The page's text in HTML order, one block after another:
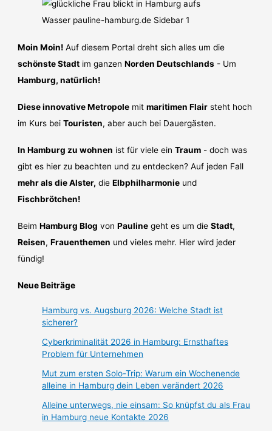
Moin Moin! Auf diesem Portal dreht sich alles um die
schönste Stadt im ganzenNorden Deutschlands - Um
Hamburg, natürlich!
Diese innovative Metropole mitmaritimen Flair steht hoch
im Kurs beiTouristen, aber auch bei Dauergästen.
In Hamburg zu wohnen ist für viele einTraum - doch was
gibt es hier zu beachten und zu entdecken? Auf jeden Fall
mehr als die Alster, dieElbphilharmonie und
Fischbrötchen!
BeimHamburg Blog vonPauline geht es um dieStadt,
Reisen,Frauenthemen und vieles mehr. Hier wird jeder
fündig!
Neue Beiträge
Hamburg vs. Augsburg 2026: Welche Stadt ist
sicherer?
Cyberkriminalität 2026 in Hamburg: Ernsthaftes
Problem für Unternehmen
Mut zum ersten Solo-Trip: Warum ein Wochenende
alleine in Hamburg dein Leben verändert 2026
Alleine unterwegs, nie einsam: So knüpfst du als Frau
in Hamburg neue Kontakte 2026